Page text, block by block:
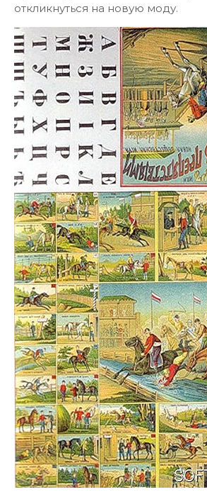
откликнуться на новую моду.